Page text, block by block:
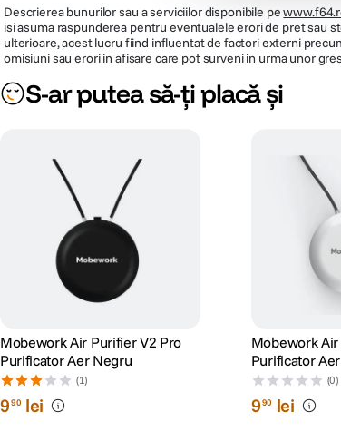
Functii
Descrierea bunurilor sau a serviciilor disponibile pe
isi asuma raspunderea pentru eventualele erori de pret sau
ulterioare, acest lucru fiind influentat de factori externi
omisiuni sau erori in afisare care pot surveni in urma unor
S-ar putea să-ți placă și
Mobework Air Purifier V2 Pro
Purificator Aer Negru
(1)
990 lei
Mobework
Purificator
(0)
990 lei